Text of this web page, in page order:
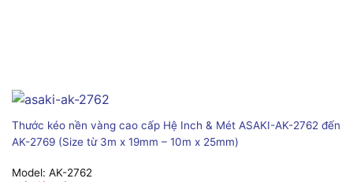
Thước kéo nền vàng cao cấp Hệ Inch & Mét ASAKI-AK-2762 đến
AK-2769 (Size từ 3m x 19mm – 10m x 25mm)
Model: AK-2762